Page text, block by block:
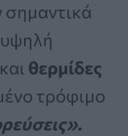
σημαντικά
και θερμίδες
τρόφιμο